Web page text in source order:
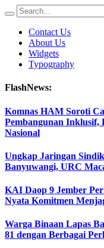
Contact Us
About Us
Widgets
Typography
FlashNews:
Komnas HAM Soroti
Pembangunan
Nasional
Ungkap Jaringan
Banyuwangi, URC
KAI Daop 9 Jember
Nyata Komitmen
Warga Binaan Lapas
81 dengan Berbagai